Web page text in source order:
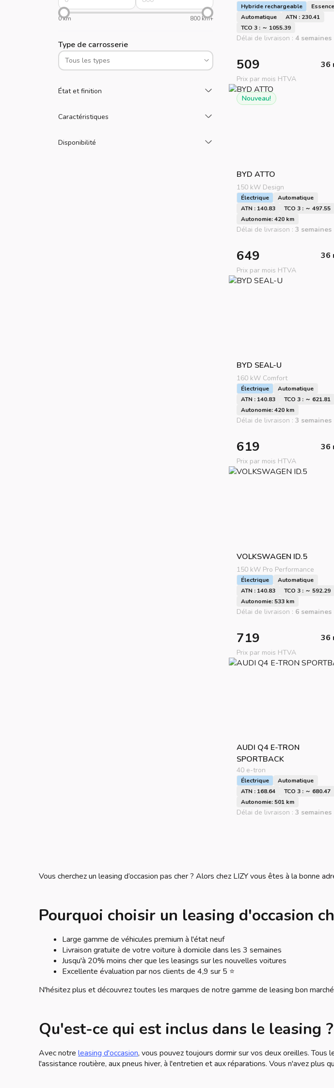
0 km 800 km+
Type de carrosserie
État et finition Chargez plus
Caractéristiques
Disponibilité
Hybride rechargeable
Essence
Automatique
ATN : 230.41
TCO 3 : ～ 1055.39
Délai de livraison : 4 semaines
509 36
Prix par mois HTVA
Nouveau!
BYD ATTO
150 kW Design
Électrique
Automatique
ATN : 140.83
TCO 3 : ～ 497.55
Autonomie: 420 km
Délai de livraison : 3 semaines
649 36
Prix par mois HTVA
BYD SEAL-U
160 kW Comfort
Électrique
Automatique
ATN : 140.83
TCO 3 : ～ 621.81
Autonomie: 420 km
Délai de livraison : 3 semaines
619 36
Prix par mois HTVA
VOLKSWAGEN ID.5
150 kW Pro Performance
Électrique
Automatique
ATN : 140.83
TCO 3 : ～ 592.29
Autonomie: 533 km
Délai de livraison : 6 semaines
719 36
Prix par mois HTVA
AUDI Q4 E-TRON
SPORTBACK
40 e-tron
Électrique
Automatique
ATN : 168.64
TCO 3 : ～ 680.47
Autonomie: 501 km
Délai de livraison : 3 semaines
Vous cherchez un leasing d’occasion pas cher ? Alors chez LIZY vous êtes à la bonne
Pourquoi choisir un leasing d'occasion
Large gamme de véhicules premium à l'état neuf
Livraison gratuite de votre voiture à domicile dans les 3 semaines
Jusqu'à 20% moins cher que les leasings sur les nouvelles voitures
Excellente évaluation par nos clients de 4,9 sur 5 ⭐
N'hésitez plus et découvrez toutes les marques de notre gamme de leasing bon marché
Qu'est-ce qui est inclus dans le leasing ?
Avec notre leasing d'occasion, vous pouvez toujours dormir sur vos deux oreilles. Tous
l'assistance routière, aux pneus hiver, à l'entretien et aux réparations. Vous n'avez plus